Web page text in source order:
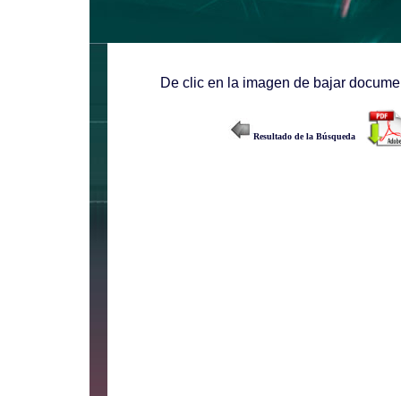
De clic en la imagen de bajar
Resultado de la Búsqueda